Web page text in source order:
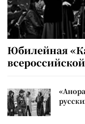
Юбилейная
всероссийской